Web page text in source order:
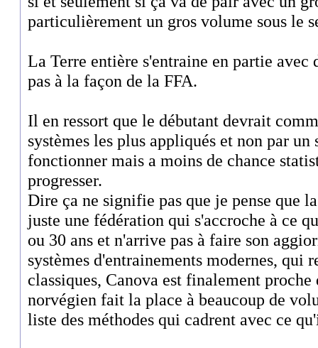
particulièrement un gros volume sous le
La Terre entière s'entraine en partie avec
pas à la façon de la FFA.
Il en ressort que le débutant devrait
systèmes les plus appliqués et non par un
fonctionner mais a moins de chance
progresser.
Dire ça ne signifie pas que je pense que
juste une fédération qui s'accroche à ce
ou 30 ans et n'arrive pas à faire son
systèmes d'entrainements modernes, qui
classiques, Canova est finalement
norvégien fait la place à beaucoup de
liste des méthodes qui cadrent avec ce